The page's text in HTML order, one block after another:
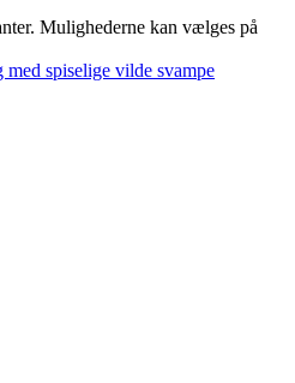
Mulighederne kan vælges på